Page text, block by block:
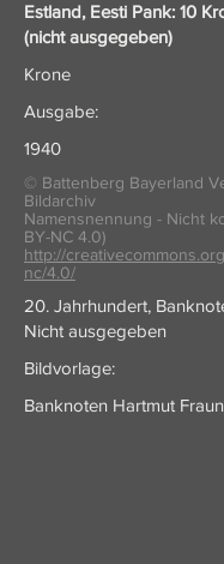
Estland, Eesti Pank: 10
(nicht ausgegeben)
Krone
Ausgabe:
1940
© Battenberg Bayerland
Bildarchiv
Namensnennung - Nicht
BY-NC 4.0)
http://
nc/4.0/
20. Jahrhundert,
Nicht ausgegeben
Bildvorlage:
Banknoten Hartmut